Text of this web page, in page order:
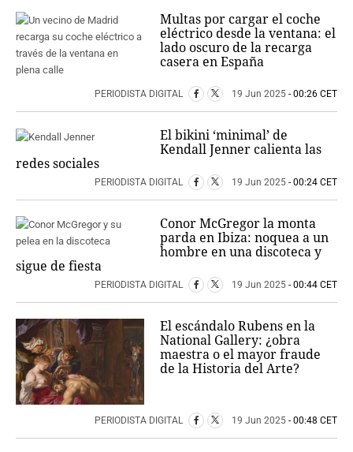
Multas por cargar el coche
eléctrico desde la ventana: el
lado oscuro de la recarga
casera en España
PERIODISTA DIGITAL 19 Jun 2025 - 00:26 CET
El bikini ‘minimal’ de
Kendall Jenner calienta las
redes sociales
PERIODISTA DIGITAL 19 Jun 2025 - 00:24 CET
Conor McGregor la monta
parda en Ibiza: noquea a un
hombre en una discoteca y
sigue de fiesta
PERIODISTA DIGITAL 19 Jun 2025 - 00:44 CET
El escándalo Rubens en la
National Gallery: ¿obra
maestra o el mayor fraude
de la Historia del Arte?
PERIODISTA DIGITAL 19 Jun 2025 - 00:48 CET